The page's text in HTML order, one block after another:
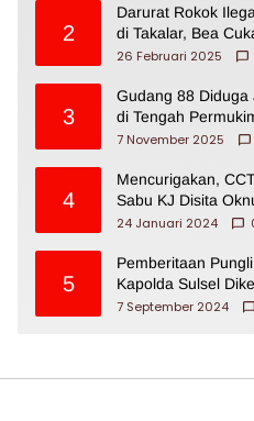
2
Darurat Rokok
di Takalar, Bea
26 Februari 2025
3
Gudang 88 Diduga
di Tengah
7 November 2025
4
Mencurigakan,
Sabu KJ Disita
24 Januari 2024
5
Pemberitaan
Kapolda Sulsel
7 September 2024